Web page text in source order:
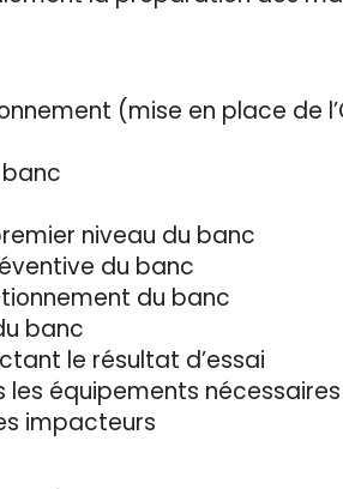
(mise en place de
niveau du banc
du banc
du banc
banc
le résultat d’essai
équipements
impacteurs